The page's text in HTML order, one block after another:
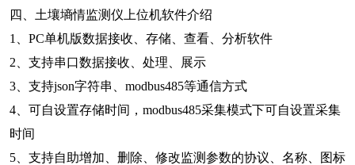
四、土壤墒情监测仪上位机软件介绍
1、PC单机版数据接收、存储、查看、分析软件
2、支持串口数据接收、处理、展示
3、支持json字符串、modbus485等通信方式
4、可自设置存储时间，modbus485采集模式下可自设置采集
时间
5、支持自助增加、删除、修改监测参数的协议、名称、图标